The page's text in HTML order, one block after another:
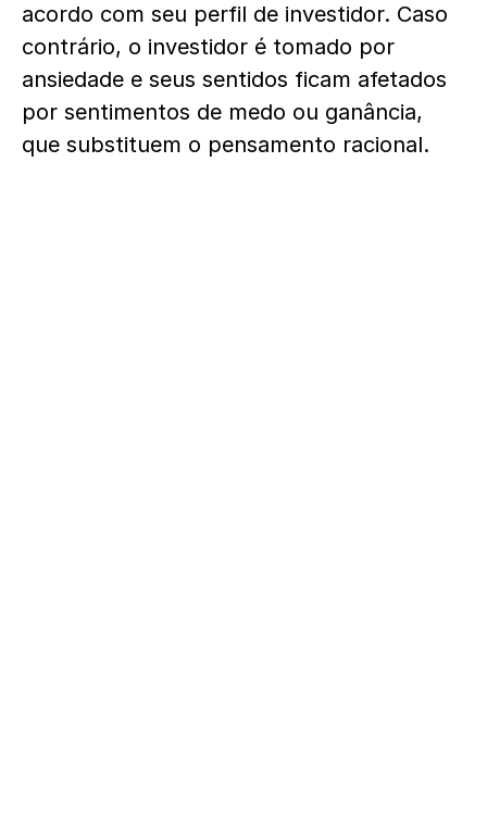
acordo com seu perfil de investidor. Caso
contrário, o investidor é tomado por
ansiedade e seus sentidos ficam afetados
por sentimentos de medo ou ganância,
que substituem o pensamento racional.